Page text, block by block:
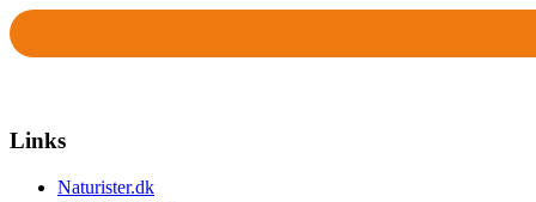
Links
Naturister.dk